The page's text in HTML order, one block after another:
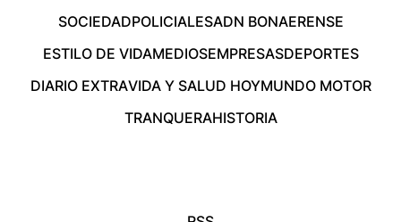
SOCIEDADPOLICIALESADN BONAERENSE
ESTILO DE VIDAMEDIOSEMPRESASDEPORTES
DIARIO EXTRAVIDA Y SALUD HOYMUNDO MOTOR
TRANQUERAHISTORIA